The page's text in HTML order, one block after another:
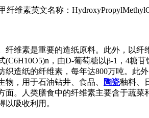
维素英文名称：
维素是重要的造纸原料。此外，以纤
，由D-葡萄糖以β-1，4糖
造纸的纤维素，每年达800万吨。
，用于石油钻井、食品、
陶瓷釉料、
。人类膳食中的纤维素主要含于蔬
吸收利用。